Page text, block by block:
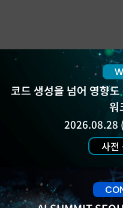
코드 생성을 넘어 영향
워
2026.08.28
사전